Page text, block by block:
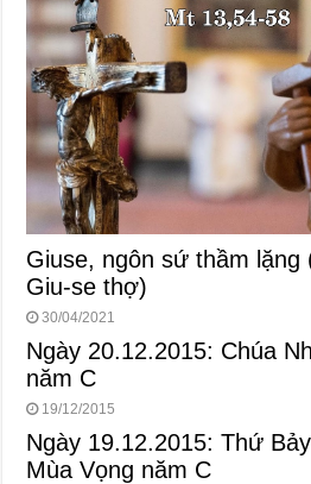
Giuse, ngôn sứ thầm lặng
Giu-se thợ)
30/04/2021
Ngày 20.12.2015: Chúa
năm C
19/12/2015
Ngày 19.12.2015: Thứ
Mùa Vọng năm C